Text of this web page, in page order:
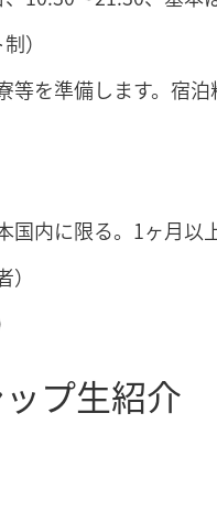
）
等を準備します。宿泊
国内に限る。1ヶ月以
プ生紹介